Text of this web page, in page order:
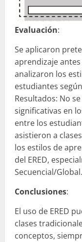
Evaluación:
Se aplicaron
aprendizaje
analizaron los
estudiantes
Resultados: No
significativas en
entre los
asistieron a
los estilos de
del ERED,
Secuencial/Global.
Conclusiones:
El uso de ERED
clases
conceptos,